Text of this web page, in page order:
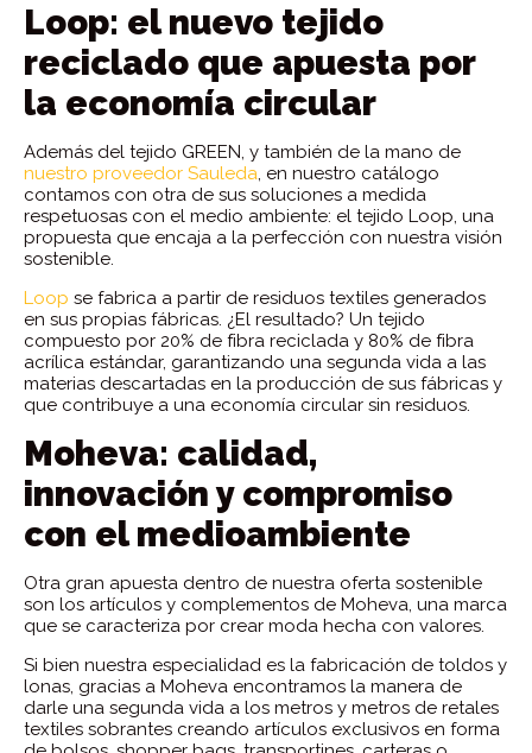
Loop: el nuevo tejido
reciclado que apuesta por
la economía circular
Además del tejido GREEN, y también de la mano de
nuestro proveedor Sauleda , en nuestro catálogo
contamos con otra de sus soluciones a medida
respetuosas con el medio ambiente: el tejido Loop, una
propuesta que encaja a la perfección con nuestra visión
sostenible.
Loop se fabrica a partir de residuos textiles generados
en sus propias fábricas. ¿El resultado? Un tejido
compuesto por 20% de fibra reciclada y 80% de fibra
acrílica estándar, garantizando una segunda vida a las
materias descartadas en la producción de sus fábricas y
que contribuye a una economía circular sin residuos.
Moheva: calidad,
innovación y compromiso
con el medioambiente
Otra gran apuesta dentro de nuestra oferta sostenible
son los artículos y complementos de Moheva, una marca
que se caracteriza por crear moda hecha con valores.
Si bien nuestra especialidad es la fabricación de toldos y
lonas, gracias a Moheva encontramos la manera de
darle una segunda vida a los metros y metros de retales
textiles sobrantes creando artículos exclusivos en forma